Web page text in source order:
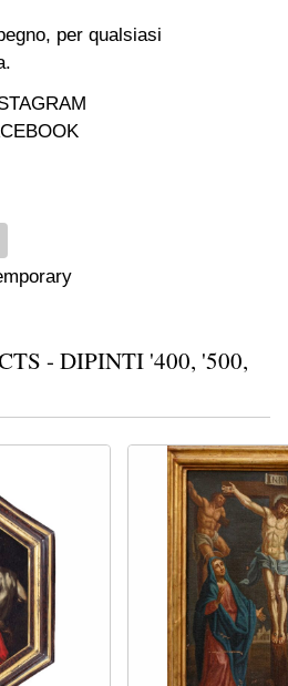
per qualsiasi
- DIPINTI '400, '500,